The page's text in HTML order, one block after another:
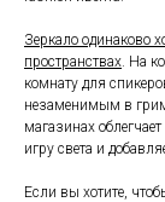
Зеркало одинаково
пространствах . На
комнату для
незаменимым в
магазинах
игру света и
Если вы хотите,